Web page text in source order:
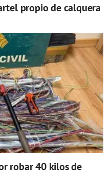
propio de calquera
robar 40 kilos de